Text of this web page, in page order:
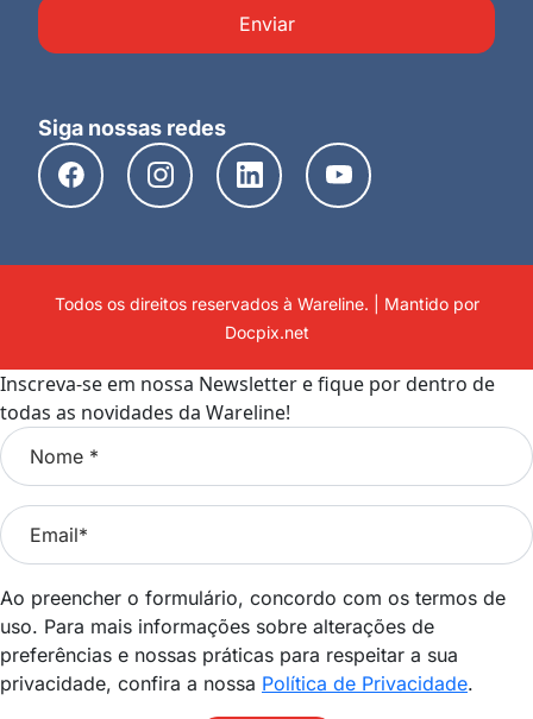
Enviar
Siga nossas redes
Todos os direitos reservados à Wareline. | Mantido por
Docpix.net
Inscreva-se em nossa Newsletter e fique por dentro de
todas as novidades da Wareline!
Ao preencher o formulário, concordo com os termos de
uso. Para mais informações sobre alterações de
preferências e nossas práticas para respeitar a sua
privacidade, confira a nossa Política de Privacidade.